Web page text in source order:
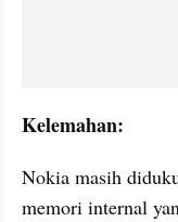
Kelemahan:
Nokia masih
memori internal